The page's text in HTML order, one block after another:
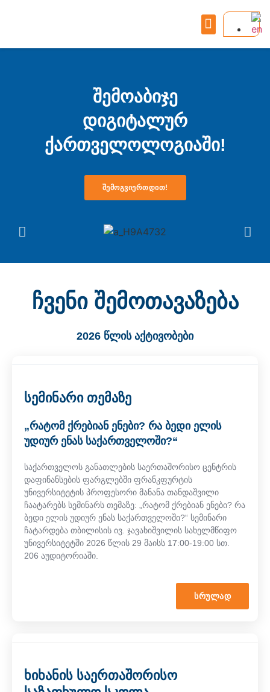
შემოაბიჯე
დიგიტალურ
ქართველოლოგიაში!
ᲨᲔᲛᲝᲒᲕᲘᲔᲠᲗᲓᲘᲗ!
ჩვენი შემოთავაზება
2026 წლის აქტივობები
სემინარი თემაზე
„რატომ ქრებიან ენები? რა ბედი ელის
უდიურ ენას საქართველოში?“
საქართველოს განათლების საერთაშორისო ცენტრის
დაფინანსების ფარგლებში ფრანკფურტის
უნივერსიტეტის პროფესორი მანანა თანდაშვილი
ჩაატარებს სემინარს თემაზე: „რატომ ქრებიან ენები? რა
ბედი ელის უდიურ ენას საქართველოში?“ სემინარი
ჩატარდება თბილისის ივ. ჯავახიშვილის სახელმწიფო
უნივერსიტეტში 2026 წლის 29 მაისს 17:00-19:00 სთ.
206 აუდიტორიაში.
ᲡᲠᲣᲚᲐᲓ
ხიხანის საერთაშორისო